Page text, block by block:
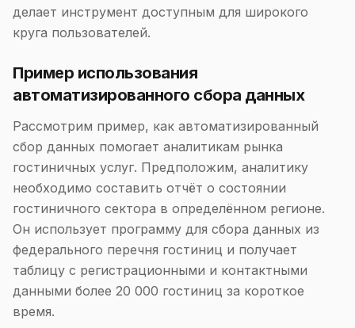
делает инструмент доступным для широкого
круга пользователей.
Пример использования
автоматизированного сбора данных
Рассмотрим пример, как автоматизированный
сбор данных помогает аналитикам рынка
гостиничных услуг. Предположим, аналитику
необходимо составить отчёт о состоянии
гостиничного сектора в определённом регионе.
Он использует программу для сбора данных из
федерального перечня гостиниц и получает
таблицу с регистрационными и контактными
данными более 20 000 гостиниц за короткое
время.